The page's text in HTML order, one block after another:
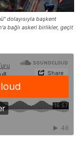
dolayısıyla başkent
bağlı askeri birlikler, geçit